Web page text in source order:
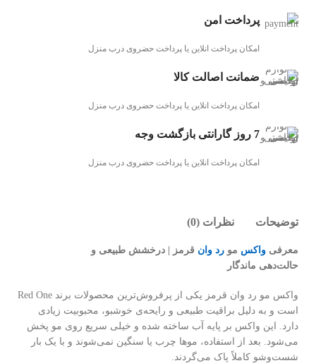
پرداخت امن
امکان پرداخت انلاین یا پرداخت حضروی درب منزل
ضمانت اصالت کالا
امکان پرداخت انلاین یا پرداخت حضروی درب منزل
7 روز گارانتی بازگشت وجه
امکان پرداخت انلاین یا پرداخت حضروی درب منزل
توضیحات نظرات (0)
معرفی واکس مو رد وان قرمز | درخشش طبیعی و
حالت‌دهی ماندگار
واکس مو رد وان قرمز یکی از پرفروش‌ترین محصولات برند Red One
است و به دلیل براقیت طبیعی و رایحه‌ی خوشبو، محبوبیت زیادی
دارد. این واکس بر پایه آب ساخته شده و خیلی سریع روی مو پخش
می‌شود. بعد از استفاده، موها چرب یا سنگین نمی‌شوند و با یک بار
شست‌وشو کاملاً پاک می‌گردند.